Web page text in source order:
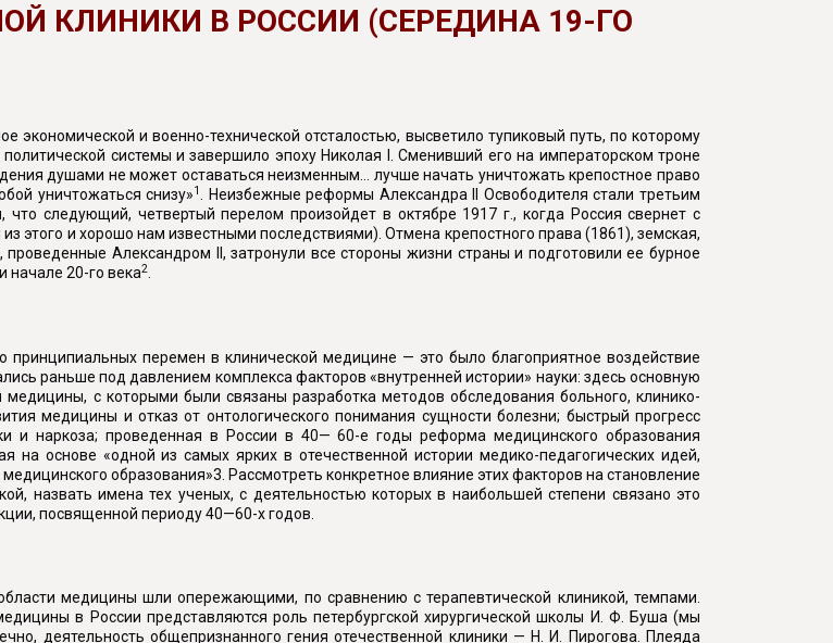
КЛИНИКИ В РОССИИ (СЕРЕДИНА 19-ГО
и военно-технической отсталостью, высветило тупиковый путь, по которому
системы и завершило эпоху Николая I. Сменивший его на императорском троне
душами не может оставаться неизменным... лучше начать уничтожать крепостное право
уничтожаться снизу»1
. Неизбежные реформы Александра II Освободителя стали третьим
следующий, четвертый перелом произойдет в октябре 1917 г., когда Россия свернет с
этого и хорошо нам известными последствиями). Отмена крепостного права (1861), земская,
Александром II, затронули все стороны жизни страны и подготовили ее бурное
начале 20-го века2
перемен в клинической медицине — это было благоприятное воздействие
раньше под давлением комплекса факторов «внутренней истории» науки: здесь основную
с которыми были связаны разработка методов обследования больного, клинико-
медицины и отказ от онтологического понимания сущности болезни; быстрый прогресс
и наркоза; проведенная в России в 40— 60-е годы реформа медицинского образования
на основе «одной из самых ярких в отечественной истории медико-педагогических идей,
образования»3. Рассмотреть конкретное влияние этих факторов на становление
назвать имена тех ученых, с деятельностью которых в наибольшей степени связано это
посвященной периоду 40—60-х годов.
медицины шли опережающими, по сравнению с терапевтической клиникой, темпами.
в России представляются роль петербургской хирургической школы И. Ф. Буша (мы
деятельность общепризнанного гения отечественной клиники — Н. И. Пирогова. Плеяда